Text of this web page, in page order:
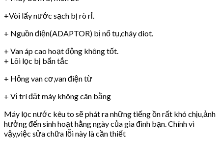
+Vòi lấy nước sạch bị rò rỉ.
+ Nguồn điện(ADAPTOR) bị nổ tụ,cháy diot.
+ Van áp cao hoạt động không tốt.
+ Lõi lọc bị bẩn tắc
+ Hỏng van cơ,van điện từ
+ Vị trí đặt máy không cân bằng
Máy lọc nước kêu to sẽ phát ra những tiếng ồn rất khó chịu,ảnh
hưởng đến sinh hoạt hằng ngày của gia đình bạn. Chính vì
vậy,việc sửa chữa lỗi này là cần thiết